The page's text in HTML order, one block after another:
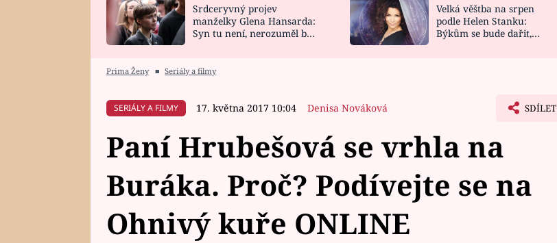
HOROSKOP NA
CELEBRITY
VAŘENÍ
NOVINKY
VIDEORECEPTY
Srdceryvný projev
manželky Glena Hansarda:
Syn tu není, nerozuměl by
Velká věštba na srpen
podle Helen Stanku:
Býkům se bude dařit,
Prima Ženy ■ Seriály a filmy
SERIÁLY A FILMY 17. května 2017 10:04 Denisa Nováková SDÍLET
Paní Hrubešová se vrhla na
Buráka. Proč? Podívejte se na
Ohnivý kuře ONLINE